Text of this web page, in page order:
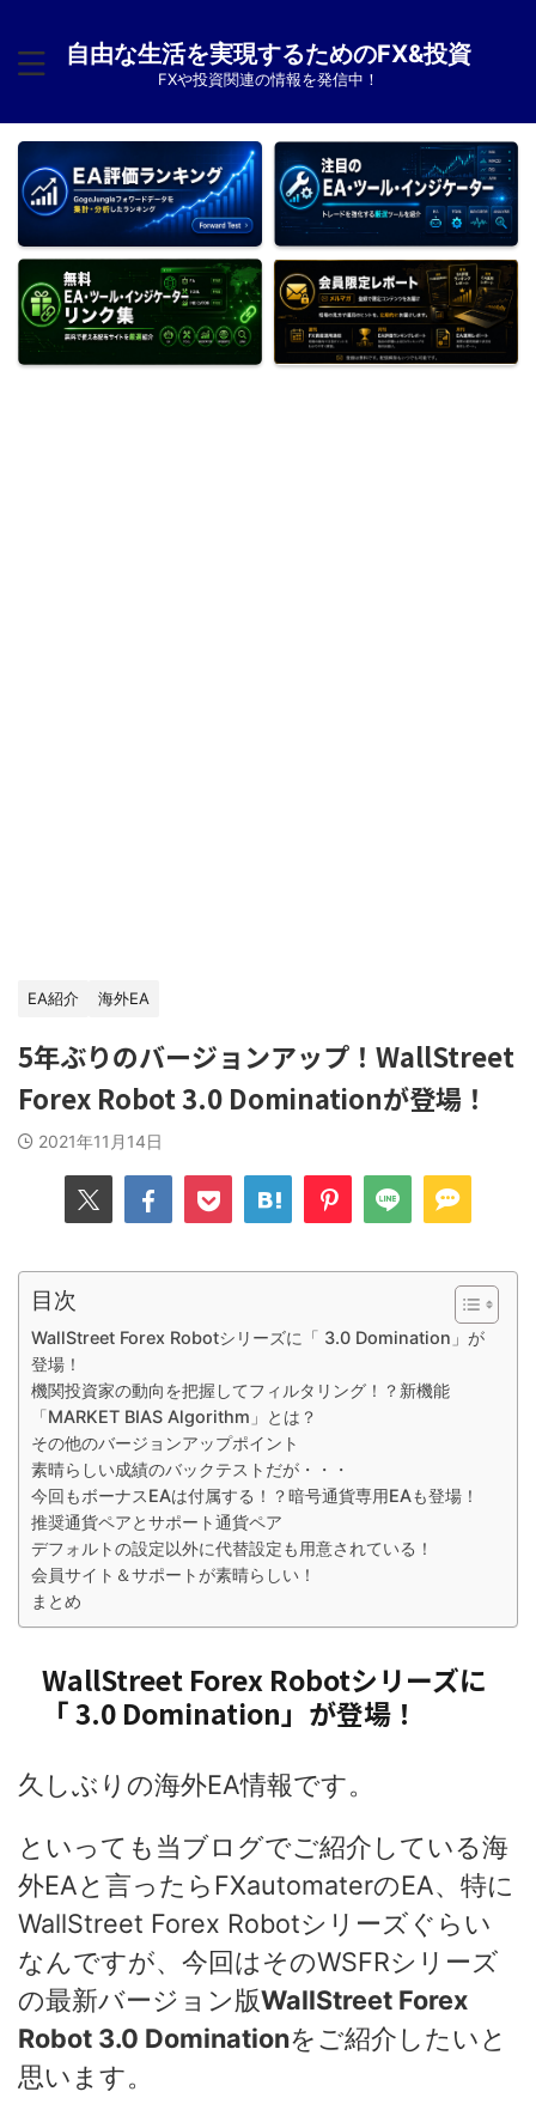
自由な生活を実現するためのFX&投資
FXや投資関連の情報を発信中！
EA紹介 海外EA
5年ぶりのバージョンアップ！WallStreet
Forex Robot 3.0 Dominationが登場！
2021年11月14日
目次
WallStreet Forex Robotシリーズに「 3.0 Domination」が
登場！
機関投資家の動向を把握してフィルタリング！？新機能
「MARKET BIAS Algorithm」とは？
その他のバージョンアップポイント
素晴らしい成績のバックテストだが・・・
今回もボーナスEAは付属する！？暗号通貨専用EAも登場！
推奨通貨ペアとサポート通貨ペア
デフォルトの設定以外に代替設定も用意されている！
会員サイト＆サポートが素晴らしい！
まとめ
WallStreet Forex Robotシリーズに
「 3.0 Domination」が登場！
久しぶりの海外EA情報です。
といっても当ブログでご紹介している海
外EAと言ったらFXautomaterのEA、特に
WallStreet Forex Robotシリーズぐらい
なんですが、今回はそのWSFRシリーズ
の最新バージョン版WallStreet Forex
Robot 3.0 Dominationをご紹介したいと
思います。